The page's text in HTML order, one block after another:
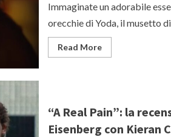
Immaginate un adorabile
orecchie di Yoda, il musetto di
Read MoreRead
more
Legend
Of
Willem
“A Real Pain”: la
Eisenberg con Kieran